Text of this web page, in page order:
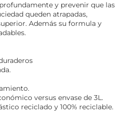
y prevenir que las
queden atrapadas,
Además su formula y
versus envase de 3L.
reciclado y 100% reciclable.